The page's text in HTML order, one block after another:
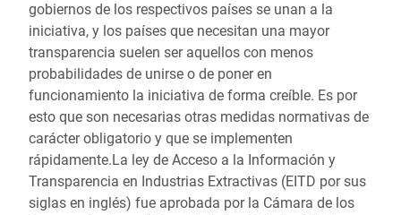
gobiernos de los respectivos países se unan a la
iniciativa, y los países que necesitan una mayor
transparencia suelen ser aquellos con menos
probabilidades de unirse o de poner en
funcionamiento la iniciativa de forma creíble. Es por
esto que son necesarias otras medidas normativas de
carácter obligatorio y que se implementen
rápidamente.La ley de Acceso a la Información y
Transparencia en Industrias Extractivas (EITD por sus
siglas en inglés) fue aprobada por la Cámara de los